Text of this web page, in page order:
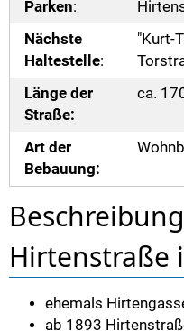
Parken:
Nächste
Haltestelle:
"Kurt-
Länge der
Straße:
ca.
Art der
Bebauung:
Hirtenstraße
ehemals
ab 1893